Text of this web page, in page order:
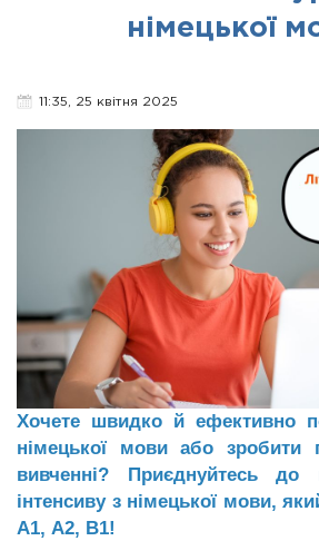
німецької
11:35, 25 квітня 2025
Хочете швидко й ефективно
німецької мови або зробити
вивченні? Приєднуйтесь до
інтенсиву з німецької мови,
А1, А2, В1!